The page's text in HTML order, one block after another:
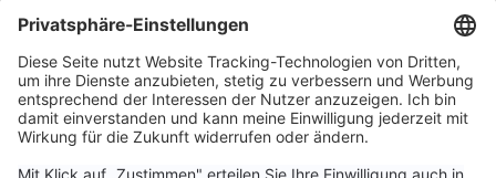
Bietet LCN Schulungen an?
WERDE TEIL DER LCN